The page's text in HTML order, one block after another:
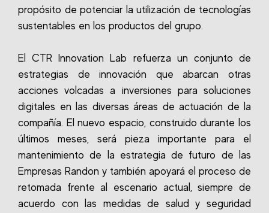
propósito de potenciar la utilización de tecnologías
sustentables en los productos del grupo.
El CTR Innovation Lab refuerza un conjunto de
estrategias de innovación que abarcan otras
acciones volcadas a inversiones para soluciones
digitales en las diversas áreas de actuación de la
compañía. El nuevo espacio, construido durante los
últimos meses, será pieza importante para el
mantenimiento de la estrategia de futuro de las
Empresas Randon y también apoyará el proceso de
retomada frente al escenario actual, siempre de
acuerdo con las medidas de salud y seguridad